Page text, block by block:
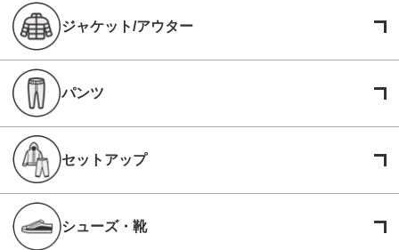
ジャケット/アウター
パンツ
セットアップ
シューズ・靴